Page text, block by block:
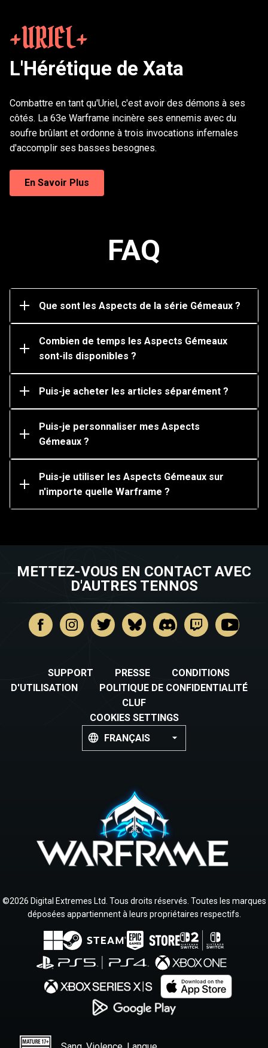
URIEL
L'Hérétique de Xata
Combattre en tant qu'Uriel, c'est avoir des démons à ses
côtés. La 63e Warframe incinère ses ennemis avec du
soufre brûlant et ordonne à trois invocations infernales
d'accomplir ses basses besognes.
En Savoir Plus
FAQ
Que sont les Aspects de la série Gémeaux ?
Ces Aspects sont un nouveau type de
personnalisation pour Warframes qui vous permettent
sont entièrement personnalisables.
Aspect Gémeau associé en équipant et en utilisant le
Geste Aspect Gémeau dans une mission.
Combien de temps les Aspects Gémeaux
sont-ils disponibles ?
permanente. Cependant, les Packs qui incluent du
Platinum bonus et qui sont achetés contre de la
monnaie réelle ne seront disponibles que pendant une
durée limitée.
Puis-je acheter les articles séparément ?
Vous pouvez acheter des Aspects Gémeaux
individuels sur le Marché en jeu contre du Platinum.
Puis-je personnaliser mes Aspects
Gémeaux ?
Oui, vous pouvez les personnaliser en changeant les
couleurs ou en ajoutant des accessoires comme des
Armures et des Syandanas.
Puis-je utiliser les Aspects Gémeaux sur
n'importe quelle Warframe ?
Non, vous ne pouvez les utiliser que sur la Warframe
associée (et sa variante Prime). Par exemple, seuls
Mag et Mag Prime peuvent utiliser l'Aspect Gémeau
pour Aoi.
METTEZ-VOUS EN CONTACT AVEC
D'AUTRES TENNOS
SUPPORT PRESSE
CONDITIONS
D'UTILISATION
POLITIQUE DE CONFIDENTIALITÉ
CLUF
COOKIES SETTINGS
FRANÇAIS
©2026 Digital Extremes Ltd. Tous droits réservés. Toutes les marques
déposées appartiennent à leurs propriétaires respectifs.